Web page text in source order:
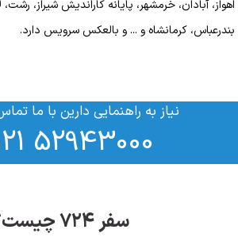
اهواز، آبادان، خرمشهر، پایانه کاراندیش شیراز، رشت،
بندرعباس، کرمانشاه و ... و بالعکس سرویس دارد.
نیاز به راهنمایی دارین با ما
52943000
سفر ۷۲۴ چیست؟